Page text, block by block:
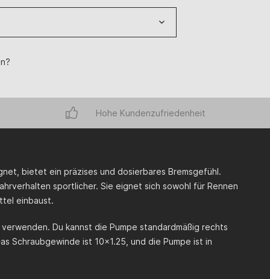
Hohe Kundenzufriedenheit
bietet ein präzises und dosierbares Bremsgefühl.
sportlicher. Sie eignet sich sowohl für Rennen
einbaust.
Du kannst die Pumpe standardmäßig rechts
Schraubgewinde ist 10x1.25, und die Pumpe ist in